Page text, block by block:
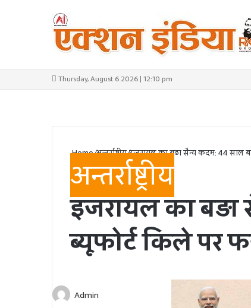
Thursday, August 6 2026 | 12:10 pm
Home/अन्तर्राष्ट्रीय/इजरायल का बड़ा सैन्य कदम: 44 साल
अन्तर्राष्ट्रीय
इजरायल का बड़ा
ब्यूफोर्ट किले पर
Admin